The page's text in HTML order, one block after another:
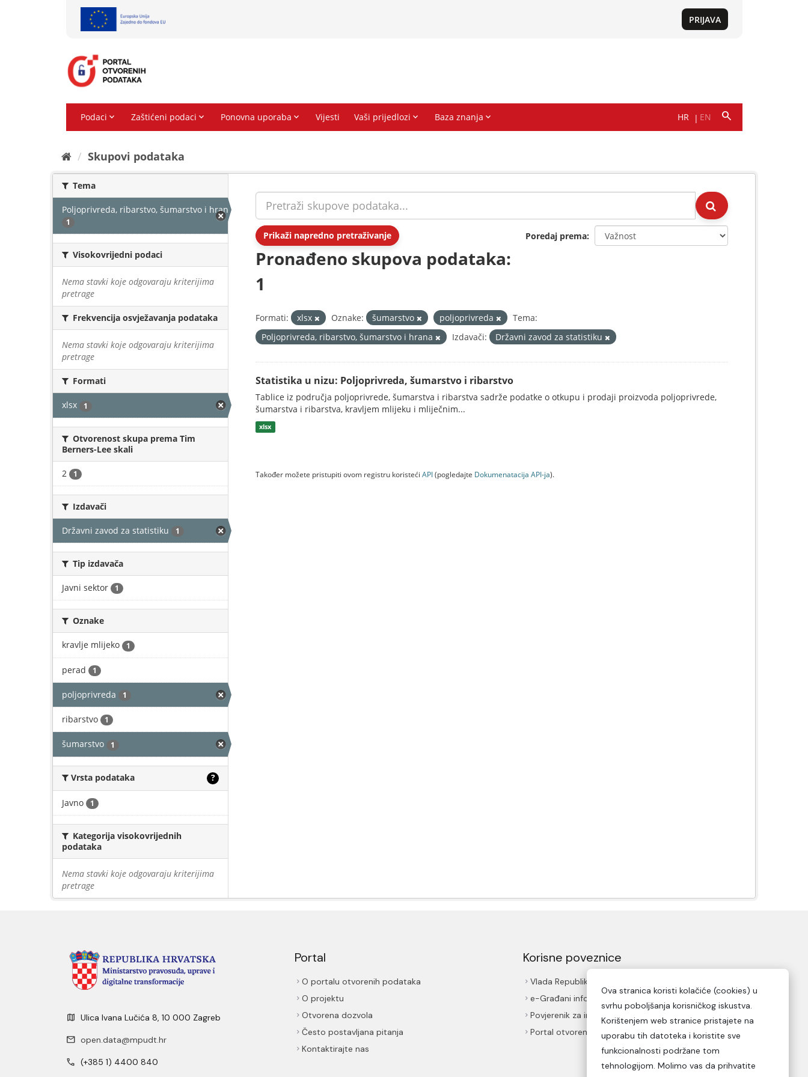
Skupovi podаtаkа
Tema
Poljoprivreda, ribarstvo, šumarstvo i hrana
1
Visokovrijedni podaci
Nema stavki koje odgovaraju kriterijima
pretrage
Frekvencija osvježavanja podataka
Nema stavki koje odgovaraju kriterijima
pretrage
Formati
xlsx 1
Otvorenost skupa prema Tim
Berners-Lee skali
2 1
Izdavači
Državni zavod za statistiku 1
Tip izdavača
Javni sektor 1
Oznake
kravlje mlijeko 1
perad 1
poljoprivreda 1
ribarstvo 1
šumarstvo 1
Vrsta podataka ?
Javno 1
Kategorija visokovrijednih
podataka
Nema stavki koje odgovaraju kriterijima
pretrage
Prikaži napredno pretraživanje Poredaj prema
Pronađeno skupova podataka:
1
Formati: xlsx Oznake: šumarstvo poljoprivreda
Tema:
Poljoprivreda, ribarstvo, šumarstvo i hrana
Izdavači: Državni zavod za statistiku
Statistika u nizu: Poljoprivreda, šumarstvo i ribarstvo
Tablice iz područja poljoprivrede, šumarstva i ribarstva sadrže podatke o otkupu i prodaji proizvoda poljoprivrede,
šumarstva i ribarstva, kravljem mlijeku i mliječnim...
xlsx
Također možete pristupiti ovom registru koristeći API(pogledajte Dokumenаtаcijа API-jа).